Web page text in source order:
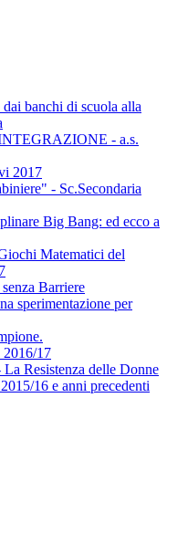
banchi di scuola alla
- a.s.
2017
- Sc.Secondaria
Big Bang: ed ecco a
Matematici del
Barriere
sperimentazione per
17
Resistenza delle Donne
16 e anni precedenti